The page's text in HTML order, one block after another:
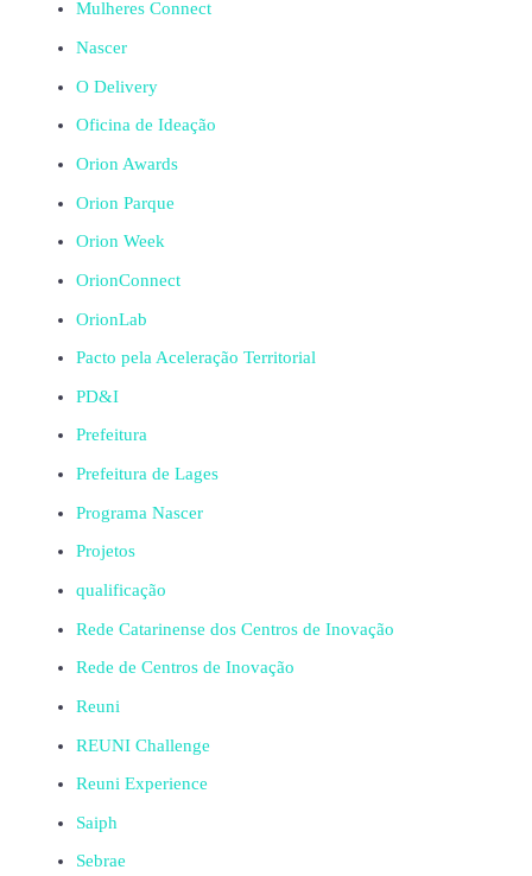
Mulheres Connect
Nascer
O Delivery
Oficina de Ideação
Orion Awards
Orion Parque
Orion Week
OrionConnect
OrionLab
Pacto pela Aceleração Territorial
PD&I
Prefeitura
Prefeitura de Lages
Programa Nascer
Projetos
qualificação
Rede Catarinense dos Centros de Inovação
Rede de Centros de Inovação
Reuni
REUNI Challenge
Reuni Experience
Saiph
Sebrae